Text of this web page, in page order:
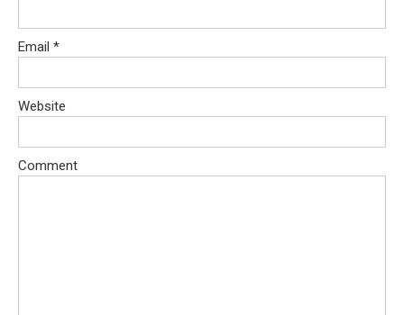
Email *
Website
Comment